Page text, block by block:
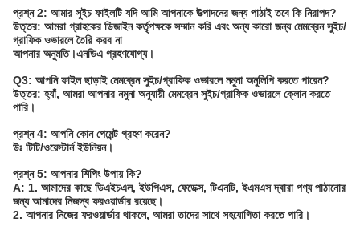
প্রশ্ন 2: আমার সুইচ ফাইলটি যদি আমি আপনাকে উত্পাদনের জন্য পাঠাই তবে কি নিরাপদ?
উত্তর: আমরা গ্রাহকের ডিজাইন কর্তৃপক্ষকে সম্মান করি এবং অন্য কারো জন্য মেমব্রেন সুইচ/
গ্রাফিক ওভারলে তৈরি করব না
আপনার অনুমতি।এনডিএ গ্রহণযোগ্য।
Q3: আপনি ফাইল ছাড়াই মেমব্রেন সুইচ/গ্রাফিক ওভারলে নমুনা অনুলিপি করতে পারেন?
উত্তর: হ্যাঁ, আমরা আপনার নমুনা অনুযায়ী মেমব্রেন সুইচ/গ্রাফিক ওভারলে ক্লোন করতে
পারি।
প্রশ্ন 4: আপনি কোন পেমেন্ট গ্রহণ করেন?
উঃ টিটি/ওয়েস্টার্ন ইউনিয়ন।
প্রশ্ন 5: আপনার শিপিং উপায় কি?
A: 1. আমাদের কাছে ডিএইচএল, ইউপিএস, ফেডেক্স, টিএনটি, ইএমএস দ্বারা পণ্য পাঠানোর
জন্য আমাদের নিজস্ব ফরওয়ার্ডার রয়েছে।
2. আপনার নিজের ফরওয়ার্ডার থাকলে, আমরা তাদের সাথে সহযোগিতা করতে পারি।